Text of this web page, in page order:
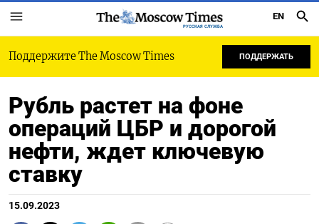
РУССКАЯ СЛУЖБА
EN
Поддержите The Moscow Times ПОДДЕРЖАТЬ
Рубль растет на фоне
операций ЦБР и дорогой
нефти, ждет ключевую
ставку
15.09.2023